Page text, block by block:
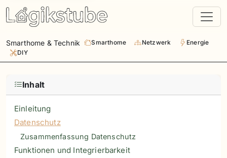
Smarthome & Technik Smarthome Netzwerk
Energie
DIY
Inhalt
Einleitung
Datenschutz
Zusammenfassung Datenschutz
Funktionen und Integrierbarkeit